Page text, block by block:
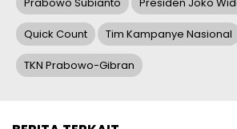
Quick Count Tim Kampanye Nasional
TKN Prabowo-Gibran